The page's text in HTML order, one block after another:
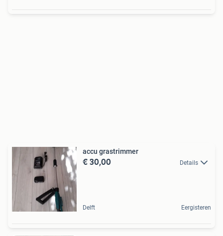
accu grastrimmer
€ 30,00 Details
Delft Eergisteren